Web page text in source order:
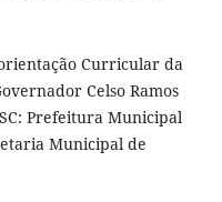
Curricular da
Celso Ramos
Prefeitura Municipal
Municipal de